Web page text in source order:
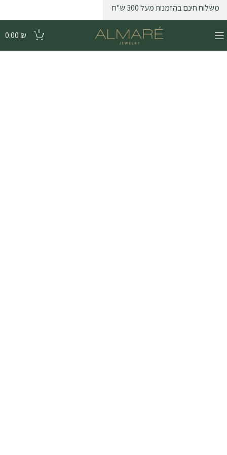
0
0.00 ₪
משלוח חינם בהזמנות מעל 300 ש"ח